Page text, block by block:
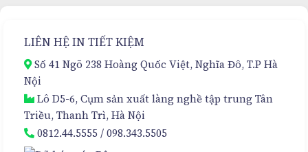
Hoàn
Cấp
LIÊN HỆ IN TIẾT KIỆM
Số 41 Ngõ 238 Hoàng Quốc Việt, Nghĩa Đô, T.P Hà
Nội
Lô D5-6, Cụm sản xuất làng nghề tập trung Tân
Triều, Thanh Trì, Hà Nội
0812.44.5555 /098.343.5505